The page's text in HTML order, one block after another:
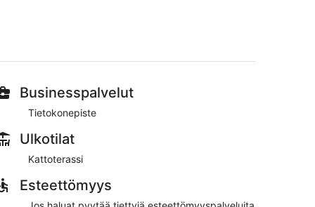
on saatavilla ilmainen Wi-Fi yleisissä tiloissa,
rannat ja 4 minuutin ajomatkan päässä kohteesta
ja kiertoajelu- tai lippupalvelun.
tiloissa ilmaiseksi. Hotel Sun Holidays tarjoaa
aulassa ja express-uloskirjautumisen.
Businesspalvelut
Tietokonepiste
Ulkotilat
Kattoterassi
Esteettömyys